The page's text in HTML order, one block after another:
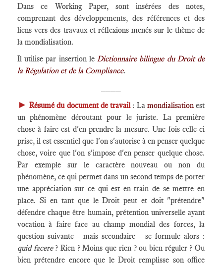
Dans ce Working Paper, sont insérées des notes,
comprenant des développements, des références et des
liens vers des travaux et réflexions menés sur le thème de
la mondialisation.
Il utilise par insertion leDictionnaire bilingue du Droit de
la Régulation et de la Compliance.
►Résumé du document de travail: La mondialisationest
un phénomène déroutant pour le juriste. La première
chose à faire est d'en prendre la mesure. Une fois celle-ci
prise, il est essentiel que l'on s'autorise à en penser quelque
chose, voire que l'on s'impose d'en penser quelque chose.
Par exemple sur le caractère nouveau ou non du
phénomène, ce qui permet dans un second temps de porter
une appréciation sur ce qui est en train de se mettre en
place. Si en tant que le Droit peut et doit "prétendre"
défendre chaque être humain, prétention universelle ayant
vocation à faire face au champ mondial des forces, la
question suivante - mais secondaire - se formule alors :
quid facere ? Rien ? Moins que rien ? ou bien réguler ? Ou
bien prétendre encore que le Droit remplisse son office